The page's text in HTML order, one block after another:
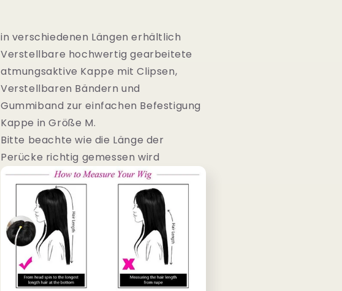
in verschiedenen Längen erhältlich
Verstellbare hochwertig gearbeitete
atmungsaktive Kappe mit Clipsen,
Verstellbaren Bändern und
Gummiband zur einfachen Befestigung
Kappe in Größe M.
Bitte beachte wie die Länge der
Perücke richtig gemessen wird